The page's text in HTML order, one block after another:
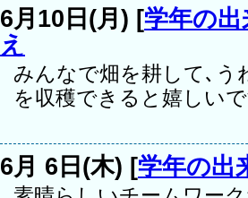
6月10日(月) [学年の出
え
みんなで畑を耕して､う
を収穫できると嬉しい
6月 6日(木) [学年の出